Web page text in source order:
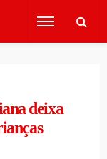
deixa